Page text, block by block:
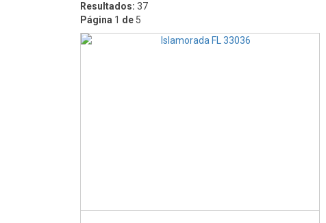
Resultados: 37
Página 1 de 5